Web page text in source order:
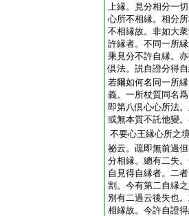
上縁。見分相分一
心所不相縁。相分
不相縁故。非如大
許縁者。不同一所
乘見分不許自縁。
倶法。説自證分得
若爾如何名同一所
義。一所杖質同名
即第八倶心心所法
或無本質不託他變
不要心王縁心所之
祕云。疏即無前過
分相縁。總有二失
自見得自縁者。二
割。今有第二自縁
別有二過云後失也
相縁故。今許自證